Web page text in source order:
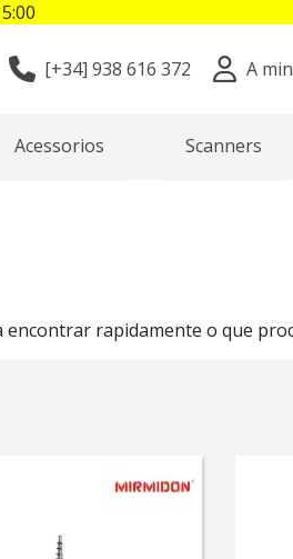
[+34] 938 616 372 A
Acessorios Scanners
encontrar rapidamente o que